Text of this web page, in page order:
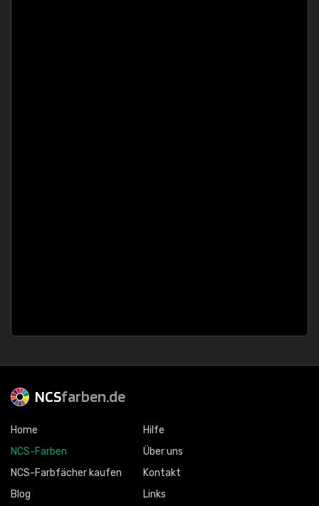
NCSfarben.de
Home
NCS-Farben
NCS-Farbfächer kaufen
Blog
Hilfe
Über uns
Kontakt
Links